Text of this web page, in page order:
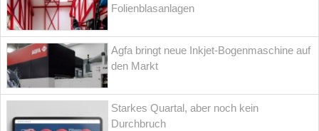
Folienblasanlagen
Agfa bringt neue Inkjet-Bogenmaschine auf
den Markt
Starkes Quartal, aber noch kein
Durchbruch